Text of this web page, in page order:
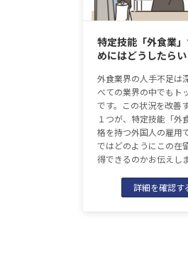
特定技能「外食業
めにはどうしたらい
外食業界の人手不足は
べての業界の中でもト
です。この状況を改善
１つが、特定技能「外
格を持つ外国人の雇用
ではどのようにこの在
得できるのかお伝えしま
詳細を確認す